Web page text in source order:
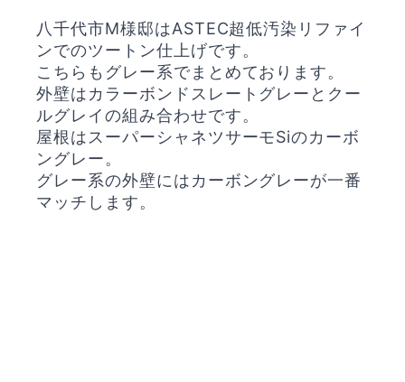
八千代市M様邸はASTEC超低汚染リファイ
ンでのツートン仕上げです。
こちらもグレー系でまとめております。
外壁はカラーボンドスレートグレーとクー
ルグレイの組み合わせです。
屋根はスーパーシャネツサーモSiのカーボ
ングレー。
グレー系の外壁にはカーボングレーが一番
マッチします。